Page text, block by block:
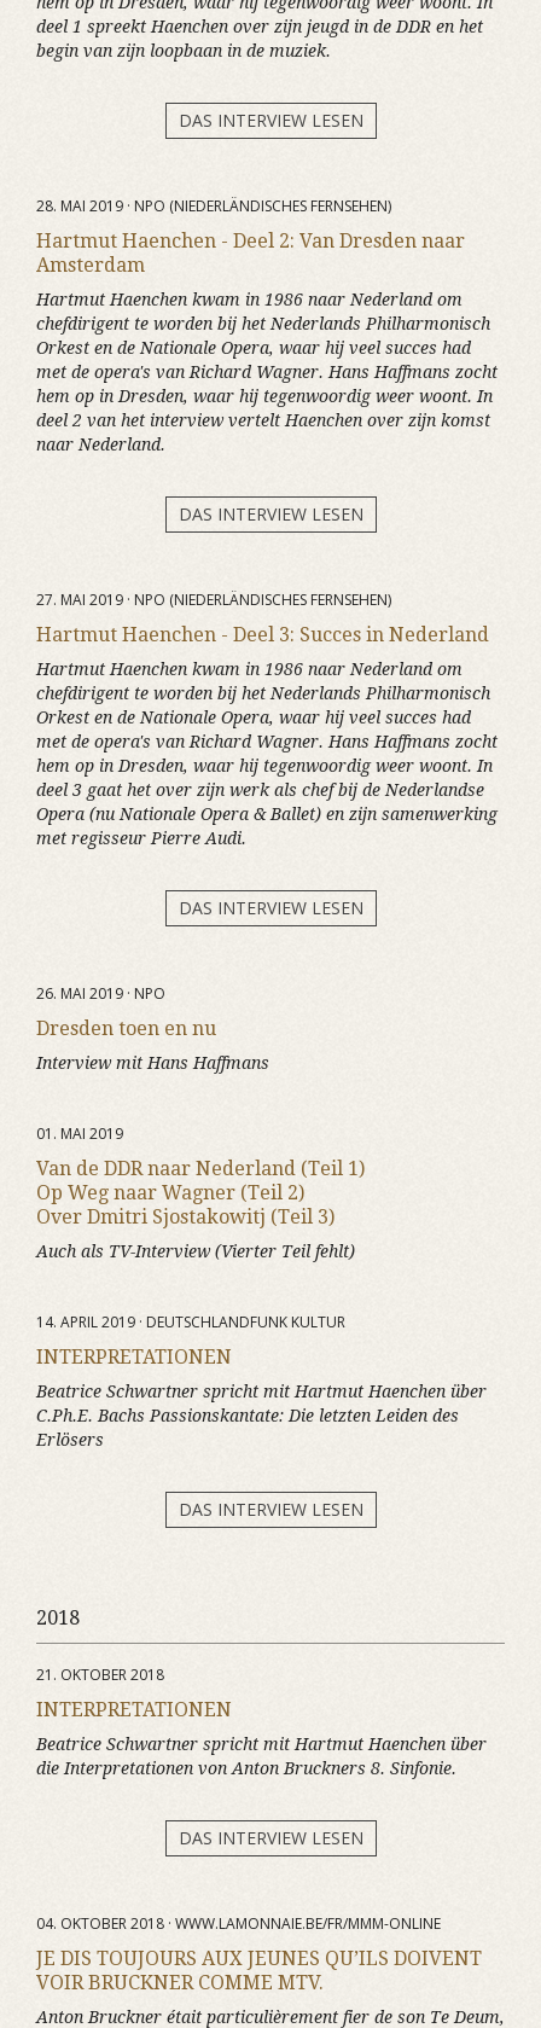
deel 1 spreekt Haenchen over zijn jeugd in de DDR en het
begin van zijn loopbaan in de muziek.
DAS INTERVIEW LESEN
28. MAI 2019 · NPO (NIEDERLÄNDISCHES FERNSEHEN)
Hartmut Haenchen - Deel 2: Van Dresden naar
Amsterdam
Hartmut Haenchen kwam in 1986 naar Nederland om
chefdirigent te worden bij het Nederlands Philharmonisch
Orkest en de Nationale Opera, waar hij veel succes had
met de opera's van Richard Wagner. Hans Haffmans zocht
hem op in Dresden, waar hij tegenwoordig weer woont. In
deel 2 van het interview vertelt Haenchen over zijn komst
naar Nederland.
DAS INTERVIEW LESEN
27. MAI 2019 · NPO (NIEDERLÄNDISCHES FERNSEHEN)
Hartmut Haenchen - Deel 3: Succes in Nederland
Hartmut Haenchen kwam in 1986 naar Nederland om
chefdirigent te worden bij het Nederlands Philharmonisch
Orkest en de Nationale Opera, waar hij veel succes had
met de opera's van Richard Wagner. Hans Haffmans zocht
hem op in Dresden, waar hij tegenwoordig weer woont. In
deel 3 gaat het over zijn werk als chef bij de Nederlandse
Opera (nu Nationale Opera & Ballet) en zijn samenwerking
met regisseur Pierre Audi.
DAS INTERVIEW LESEN
26. MAI 2019 · NPO
Dresden toen en nu
Interview mit Hans Haffmans
01. MAI 2019
Van de DDR naar Nederland (Teil 1)
Op Weg naar Wagner (Teil 2)
Over Dmitri Sjostakowitj (Teil 3)
Auch als TV-Interview (Vierter Teil fehlt)
14. APRIL 2019 · DEUTSCHLANDFUNK KULTUR
INTERPRETATIONEN
Beatrice Schwartner spricht mit Hartmut Haenchen über
C.Ph.E. Bachs Passionskantate: Die letzten Leiden des
Erlösers
DAS INTERVIEW LESEN
2018
21. OKTOBER 2018
INTERPRETATIONEN
Beatrice Schwartner spricht mit Hartmut Haenchen über
die Interpretationen von Anton Bruckners 8. Sinfonie.
DAS INTERVIEW LESEN
04. OKTOBER 2018 · WWW.LAMONNAIE.BE/FR/MMM-ONLINE
JE DIS TOUJOURS AUX JEUNES QU’ILS DOIVENT
VOIR BRUCKNER COMME MTV.
Anton Bruckner était particulièrement fier de son Te Deum,